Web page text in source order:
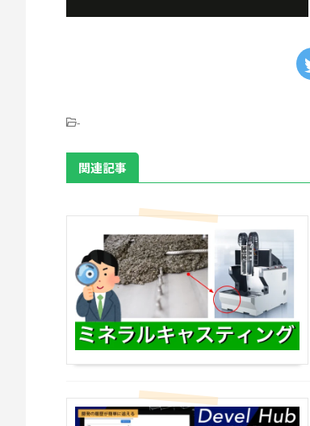
-
関連記事